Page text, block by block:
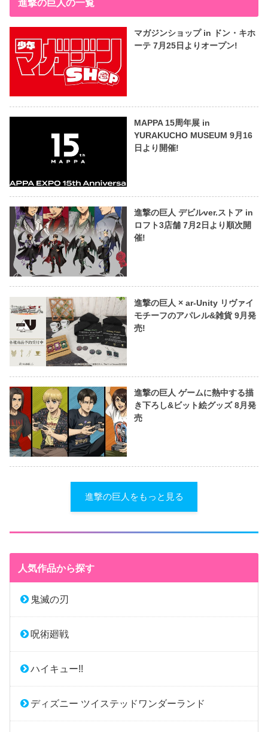
進撃の巨人の一覧
マガジンショップ in ドン・キホ
ーテ 7月25日よりオープン!
MAPPA 15周年展 in
YURAKUCHO MUSEUM 9月16
日より開催!
進撃の巨人 デビルver.ストア in
ロフト3店舗 7月2日より順次開
催!
進撃の巨人 × ar-Unity リヴァイ
モチーフのアパレル&雑貨 9月発
売!
進撃の巨人 ゲームに熱中する描
き下ろし&ビット絵グッズ 8月発
売
進撃の巨人をもっと見る
人気作品から探す
鬼滅の刃
呪術廻戦
ハイキュー!!
ディズニー ツイステッドワンダーランド